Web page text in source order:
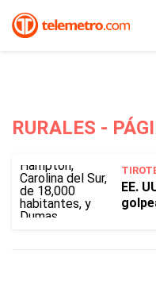
RURALES -
EE.